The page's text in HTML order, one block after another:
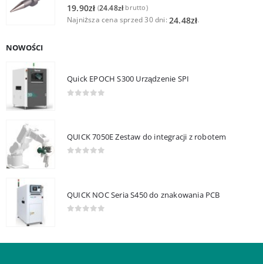
0out of 5
19.90zł (24.48złbrutto)
Najniższa cena sprzed 30 dni: 24.48zł.
NOWOŚCI
Quick EPOCH S300 Urządzenie SPI
QUICK 7050E Zestaw do integracji z robotem
QUICK NOC Seria S450 do znakowania PCB